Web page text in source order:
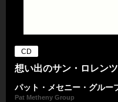
CD
想い出のサン・ロレン
パット・メセニー・グルー
Pat Metheny Group